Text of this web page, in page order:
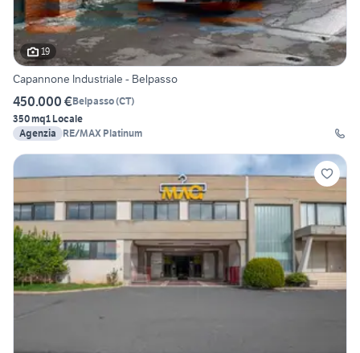
19
Capannone Industriale - Belpasso
450.000 €Belpasso(CT)
350 mq1 Locale
Agenzia
RE/MAX Platinum